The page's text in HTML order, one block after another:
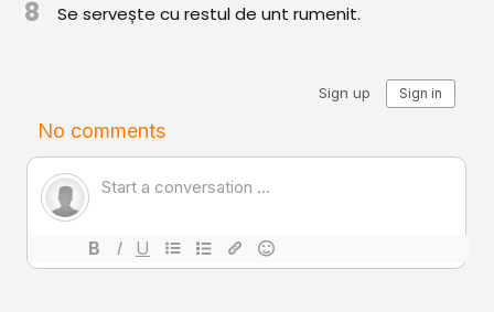
8 Se servește cu restul de unt rumenit.